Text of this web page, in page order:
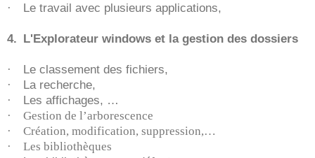
·
Le travail avec plusieurs applications,
4. L'Explorateur windows et la gestion des dossiers
·
Le classement des fichiers,
·
La recherche,
·
Les affichages, …
·
Gestion de l’arborescence
·
Création, modification, suppression,…
·
Les bibliothèques